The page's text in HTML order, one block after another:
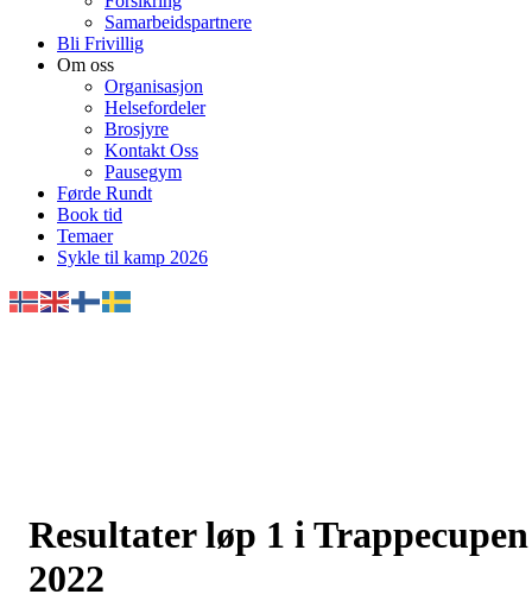
Samarbeidspartnere
Bli Frivillig
Om oss
Organisasjon
Helsefordeler
Brosjyre
Kontakt Oss
Pausegym
Førde Rundt
Book tid
Temaer
Sykle til kamp 2026
Resultater løp 1 i Trappecupen
2022